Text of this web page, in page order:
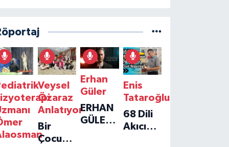
Veysel
Özaraz
Anlatıyor
Bir
Çocuğun
Erhan
Güler
ERHAN
GÜLER'IN
Enis
Tataroğlu
68 Dili
Akıcı